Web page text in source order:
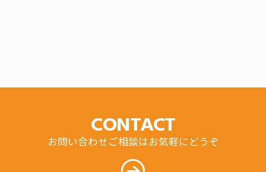
CONTACT
お問い合わせご相談はお気軽にどうぞ